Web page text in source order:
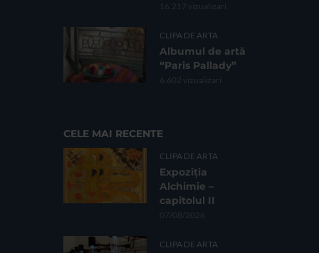
16.217 vizualizari
CLIPA DE ARTA
Albumul de artă
“Paris Pallady”
6.602 vizualizari
CELE MAI RECENTE
CLIPA DE ARTA
Expoziția
Alchimie –
capitolul II
07/08/2026
CLIPA DE ARTA